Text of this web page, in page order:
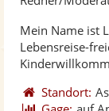
Mein Name ist
Lebensreise-
Standort: